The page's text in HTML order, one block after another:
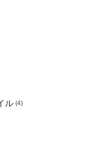
ル (4)